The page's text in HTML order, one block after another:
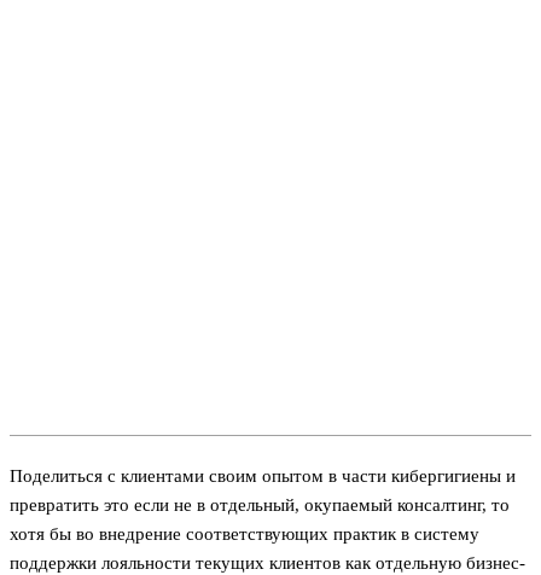
Поделиться с клиентами своим опытом в части кибергигиены и
превратить это если не в отдельный, окупаемый консалтинг, то
хотя бы во внедрение соответствующих практик в систему
поддержки лояльности текущих клиентов как отдельную бизнес-